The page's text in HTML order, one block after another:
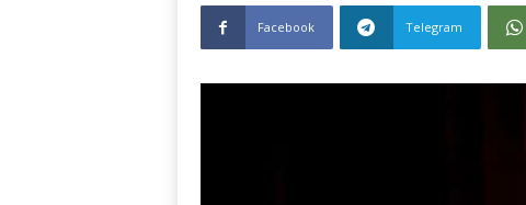
e
Facebook Telegram